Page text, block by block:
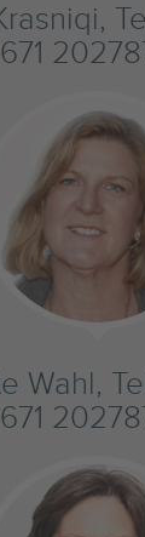
671
Wahl,
671